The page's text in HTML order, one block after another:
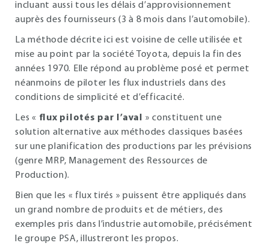
incluant aussi tous les délais d’approvisionnement
auprès des fournisseurs (3 à 8 mois dans l’automobile).
La méthode décrite ici est voisine de celle utilisée et
mise au point par la société Toyota, depuis la fin des
années 1970. Elle répond au problème posé et permet
néanmoins de piloter les flux industriels dans des
conditions de simplicité et d’efficacité.
Les « flux pilotés par l’aval
» constituent une
solution alternative aux méthodes classiques basées
sur une planification des productions par les prévisions
(genre MRP, Management des Ressources de
Production).
Bien que les « flux tirés » puissent être appliqués dans
un grand nombre de produits et de métiers, des
exemples pris dans l’industrie automobile, précisément
le groupe PSA, illustreront les propos.